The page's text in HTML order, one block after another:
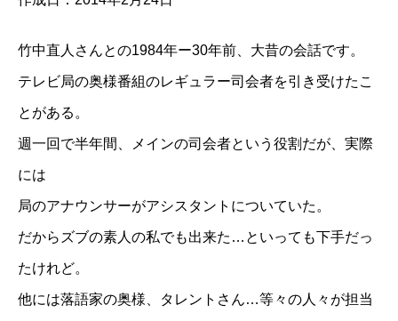
竹中直人さんとの1984年ー30年前、大昔の会話です。
テレビ局の奥様番組のレギュラー司会者を引き受けたこ
とがある。
週一回で半年間、メインの司会者という役割だが、実際
には
局のアナウンサーがアシスタントについていた。
だからズブの素人の私でも出来た…といっても下手だっ
たけれど。
他には落語家の奥様、タレントさん…等々の人々が担当